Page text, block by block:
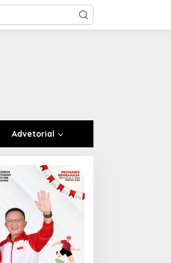
Advetorial